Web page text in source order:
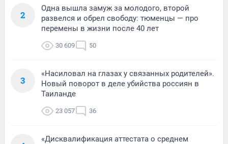
2
Одна вышла замуж за молодого, второй
развелся и обрел свободу: тюменцы — про
перемены в жизни после 40 лет
30 609 50
3
«Насиловал на глазах у связанных родителей».
Новый поворот в деле убийства россиян в
Таиланде
23 057 36
«Дисквалификация аттестата о среднем